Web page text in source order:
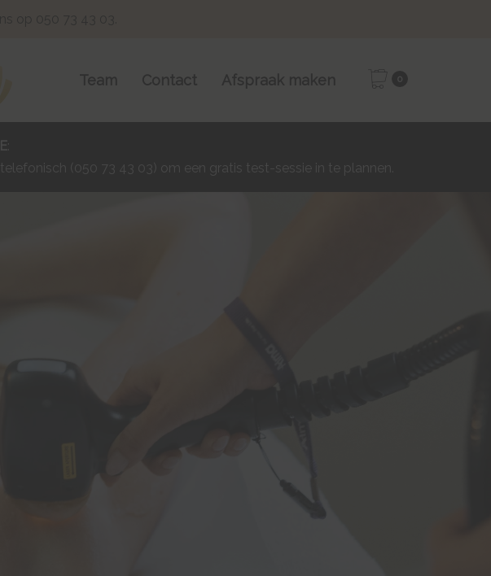
Team Contact Afspraak maken 0
:
(050 73 43 03) om een gratis test-sessie in te plannen.